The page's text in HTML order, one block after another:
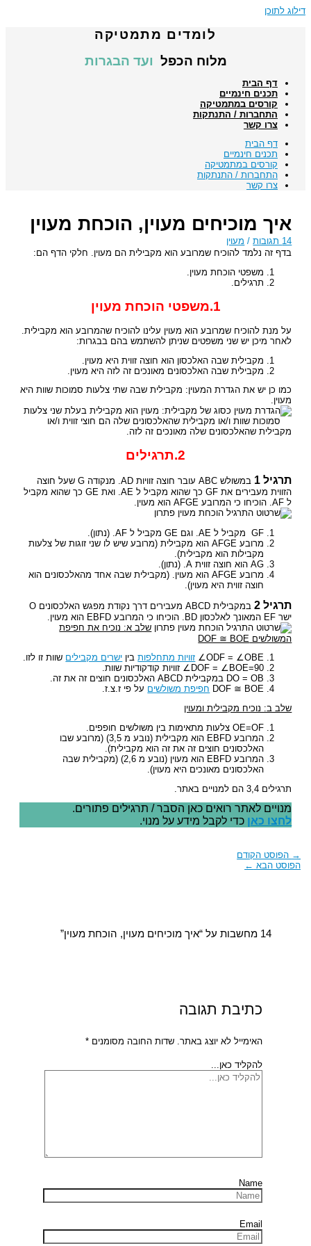
דילוג לתוכן
לומדים מתמטיקה
מלוח הכפל ועד הבגרות
דף הבית
תכנים חינמיים
קורסים במתמטיקה
התחברות / התנתקות
צרו קשר
דף הבית
תכנים חינמיים
קורסים במתמטיקה
התחברות / התנתקות
צרו קשר
איך מוכיחים מעוין, הוכחת מעוין
14 תגובות / מעוין
בדף זה נלמד להוכיח שמרובע הוא מקבילית הם מעוין. חלקי הדף הם:
משפטי הוכחת מעוין.
תרגילים.
1.משפטי הוכחת מעוין
על מנת להוכיח שמרובע הוא מעוין עלינו להוכיח שהמרובע הוא מקבילית.
לאחר מיכן יש שני משפטים שניתן להשתמש בהם בבגרות:
מקבילית שבה האלכסון הוא חוצה זווית היא מעוין.
מקבילית שבה האלכסונים מאונכים זה לזה היא מעוין.
כמו כן יש את הגדרת המעוין: מקבילית שבה שתי צלעות סמוכות שוות היא
מעוין.
2.תרגילים
תרגיל 1
במשולש ABC עובר חוצה זוויות AD. מנקודה G שעל חוצה
הזווית מעבירים את GF כך שהוא מקביל ל AE. ואת GE כך שהוא מקביל
ל AF. הוכיחו כי המרובע AFGE הוא מעוין.
פתרון
GF מקביל ל AE. וגם GE מקביל ל AF. (נתון).
מרובע AFGE הוא מקבילית (מרובע שיש לו שני זוגות של צלעות
מקבילות הוא מקבילית).
AG הוא חוצה זווית A. (נתון).
מרובע AFGE הוא מעוין. (מקבילית שבה אחד מהאלכסונים הוא
חוצה זווית היא מעוין).
תרגיל 2
במקבילית ABCD מעבירים דרך נקודת מפגש האלכסונים O
ישר EF המאונך לאלכסון BD. הוכיחו כי המרובע EBFD הוא מעוין.
פתרון שלב א: נוכיח את חפיפת
המשולשים DOF ≅ BOE
ODF = ∠OBE∠
זוויות מתחלפותבין ישרים מקבילים שוות זו לזו.
DOF = ∠BOE=90∠ זוויות קודקודיות שוות.
DO = OB במקבילית ABCD האלכסונים חוצים זה את זה.
DOF ≅ BOE חפיפת משולשים על פי ז.צ.ז.
שלב ב: נוכיח מקבילית ומעוין
OE=OF צלעות מתאימות בין משולשים חופפים.
המרובע EBFD הוא מקבילית (נובע מ 3,5) (מרובע שבו
האלכסונים חוצים זה את זה הוא מקבילית).
המרובע EBFD הוא מעוין (נובע מ 2,6) (מקבילית שבה
האלכסונים מאונכים היא מעוין).
תרגילים 3,4 הם למנויים באתר.
מנויים לאתר רואים כאן הסבר / תרגילים פתורים.
לחצו כאן כדי לקבל מידע על מנוי.
→ הפוסט הקודם
הפוסט הבא ←
14 מחשבות על “איך מוכיחים מעוין, הוכחת מעוין”
כתיבת תגובה
האימייל לא יוצג באתר. שדות החובה מסומנים *
להקליד כאן...
Name
Email